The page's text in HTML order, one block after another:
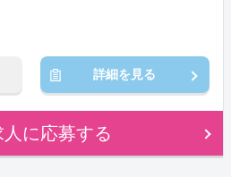
1:30)
詳細を見る
人に応募する